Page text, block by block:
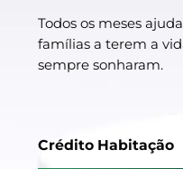
Todos os meses
famílias a terem a
sempre sonharam.
Crédito Habitação